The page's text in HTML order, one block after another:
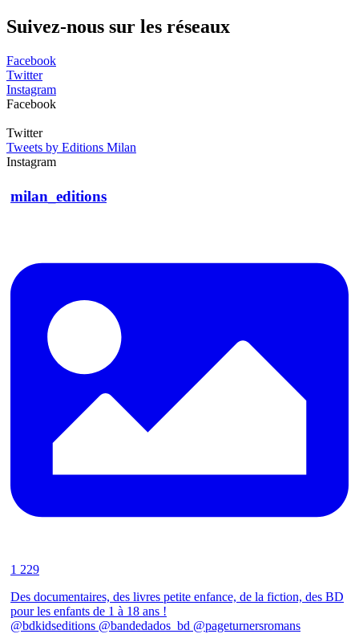
Suivez-nous sur les réseaux
Facebook
Twitter
Instagram
Facebook
Twitter
Tweets by Editions Milan
Instagram
milan_editions
1 229
Des documentaires, des livres petite enfance, de la fiction, des BD
pour les enfants de 1 à 18 ans !
@bdkidseditions @bandedados_bd @pageturnersromans